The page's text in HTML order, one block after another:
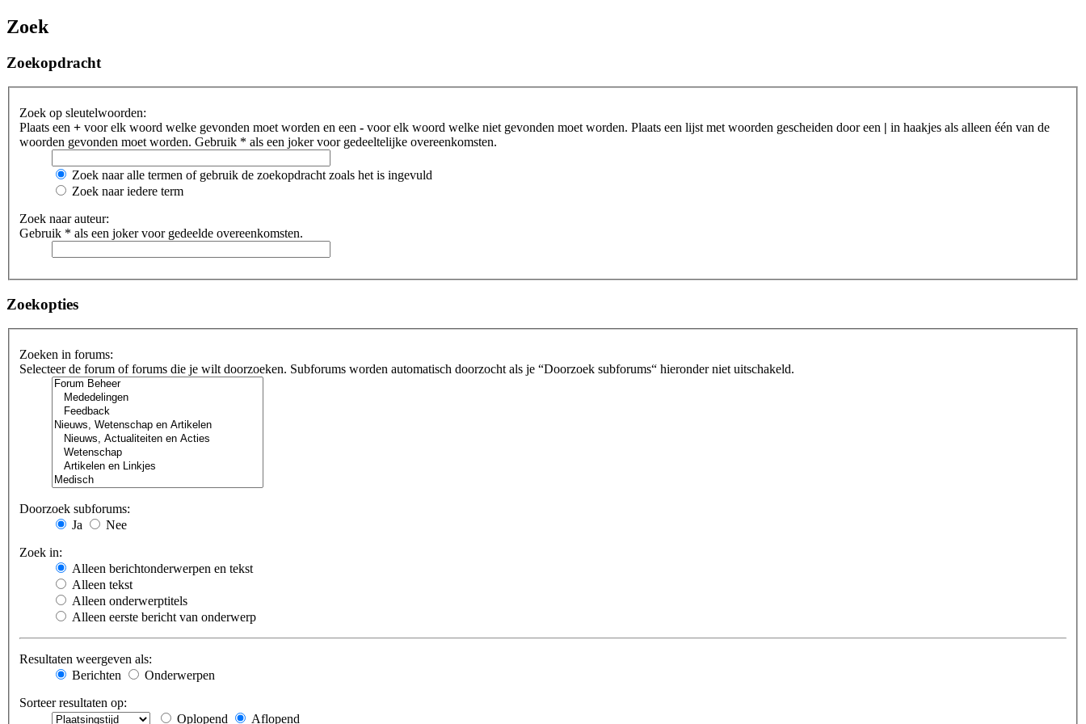
Zoek
Zoekopdracht
Zoek op sleutelwoorden:
Plaats een + voor elk woord welke gevonden moet worden en een - voor elk woord welke niet gevonden moet worden. Plaats een lijst met woorden gescheiden door een | in haakjes als alleen één van de
woorden gevonden moet worden. Gebruik * als een joker voor gedeeltelijke overeenkomsten.
Zoek naar alle termen of gebruik de zoekopdracht zoals het is ingevuld
Zoek naar iedere term
Zoek naar auteur:
Gebruik * als een joker voor gedeelde overeenkomsten.
Zoekopties
Zoeken in forums:
Selecteer de forum of forums die je wilt doorzoeken. Subforums worden automatisch doorzocht als je “Doorzoek subforums“ hieronder niet uitschakeld.
Doorzoek subforums:
Ja
Nee
Zoek in:
Alleen berichtonderwerpen en tekst
Alleen tekst
Alleen onderwerptitels
Alleen eerste bericht van onderwerp
Resultaten weergeven als:
Berichten
Onderwerpen
Sorteer resultaten op:
Oplopend
Aflopend